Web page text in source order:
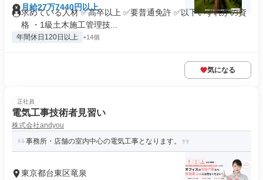
月給27万7440円以上
求めている人材 ✅高卒以上 ✅要普通免許 ✅以下いずれかの資
格 ・1級土木施工管理技...
年間休日120日以上 +14個
気になる
正社員
電気工事技術者見習い
株式会社andyou
事務所・店舗の室内中心の電気工事となります。
東京都台東区竜泉